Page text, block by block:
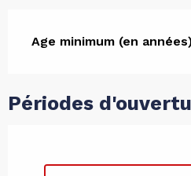
Age minimum (en
Périodes